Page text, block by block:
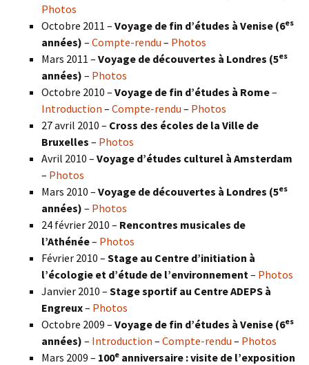
Photos
Octobre 2011 – Voyage de fin d’études à Venise (6es
années) – Compte-rendu – Photos
Mars 2011 – Voyage de découvertes à Londres (5es
années) – Photos
Octobre 2010 – Voyage de fin d’études à Rome–
Introduction – Compte-rendu – Photos
27 avril 2010 – Cross des écoles de la Ville de
Bruxelles – Photos
Avril 2010 – Voyage d’études culturel à Amsterdam
– Photos
Mars 2010 – Voyage de découvertes à Londres (5es
années) – Photos
24 février 2010 – Rencontres musicales de
l’Athénée– Photos
Février 2010 – Stage au Centre d’initiation à
l’écologie et d’étude de l’environnement – Photos
Janvier 2010 – Stage sportif au Centre ADEPS à
Engreux– Photos
Octobre 2009 – Voyage de fin d’études à Venise (6es
années) – Introduction – Compte-rendu – Photos
Mars 2009 – 100e anniversaire : visite de l’exposition